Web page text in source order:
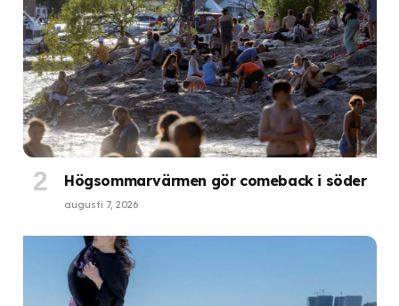
Högsommarvärmen gör comeback i söder
augusti 7, 2026